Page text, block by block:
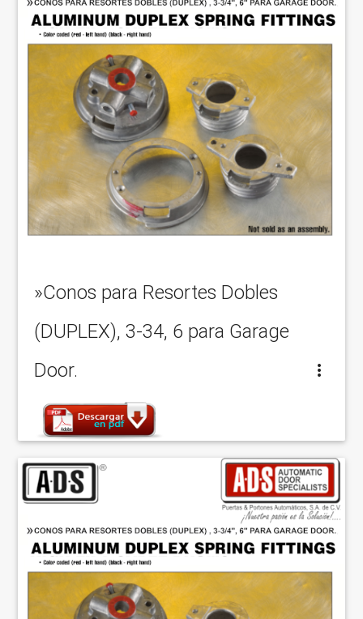
»Conos para Resortes Dobles
(DUPLEX), 3-34, 6 para Garage
Door.